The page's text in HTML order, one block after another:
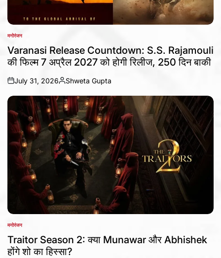
POSTED
IN
मनोरंजन
Varanasi Release Countdown: S.S. Rajamouli
की फिल्म 7 अप्रैल 2027 को होगी रिलीज, 250 दिन बाकी
on
July 31, 2026
Posted
by
Shweta Gupta
POSTED
IN
मनोरंजन
Traitor Season 2: क्या Munawar और Abhishek
होंगे शो का हिस्सा?